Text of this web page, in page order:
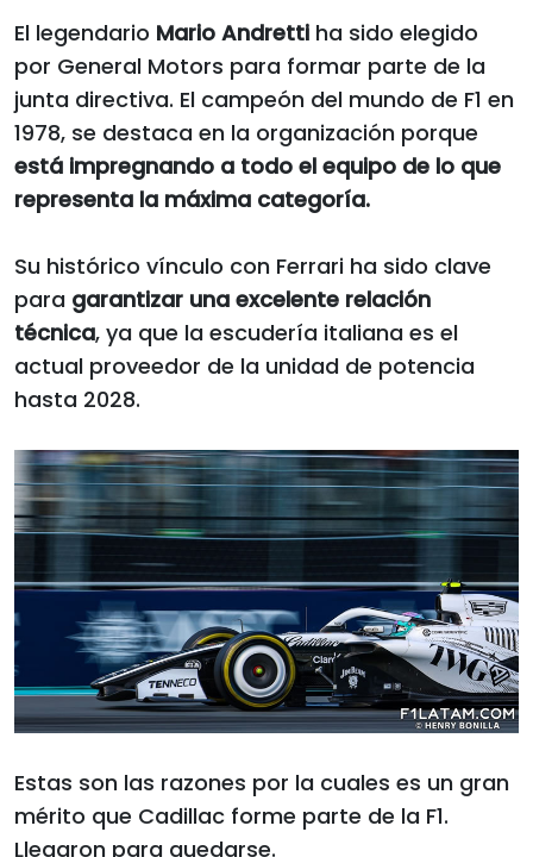
El legendario Mario Andretti ha sido elegido
por General Motors para formar parte de la
junta directiva. El campeón del mundo de F1 en
1978, se destaca en la organización porque
está impregnando a todo el equipo de lo que
representa la máxima categoría.
Su histórico vínculo con Ferrari ha sido clave
para garantizar una excelente relación
técnica, ya que la escudería italiana es el
actual proveedor de la unidad de potencia
hasta 2028.
Estas son las razones por la cuales es un gran
mérito que Cadillac forme parte de la F1.
Llegaron para quedarse.